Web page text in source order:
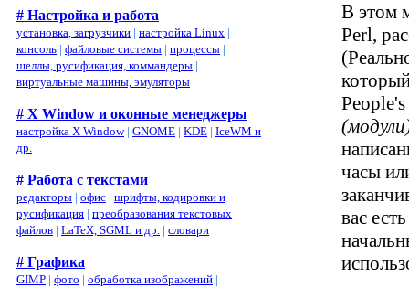
# Настройка и работа
установка, загрузчики | настройка Linux |
консоль | файловые системы | процессы |
шеллы, русификация, коммандеры |
виртуальные машины, эмуляторы
# X Window и оконные менеджеры
настройка X Window| GNOME | KDE | IceWM и
др.
# Работа с текстами
редакторы | офис | шрифты, кодировки и
русификация | преобразования текстовых
файлов | LaTeX, SGML и др. | словари
# Графика
GIMP | фото | обработка изображений |
В этом
Perl,
часы
вас